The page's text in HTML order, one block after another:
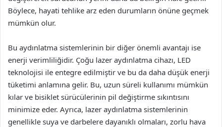
Böylece, hayati tehlike arz eden durumların önüne geçmek
mümkün olur.
Bu aydınlatma sistemlerinin bir diğer önemli avantajı ise
enerji verimliliğidir. Çoğu lazer aydınlatma cihazı, LED
teknolojisi ile entegre edilmiştir ve bu da daha düşük enerji
tüketimi anlamına gelir. Bu, uzun süreli kullanımı mümkün
kılar ve bisiklet sürücülerinin pil değiştirme sıkıntısını
minimize eder. Ayrıca, lazer aydınlatma sistemlerinin
genellikle suya ve darbelere dayanıklı olmaları, zorlu hava